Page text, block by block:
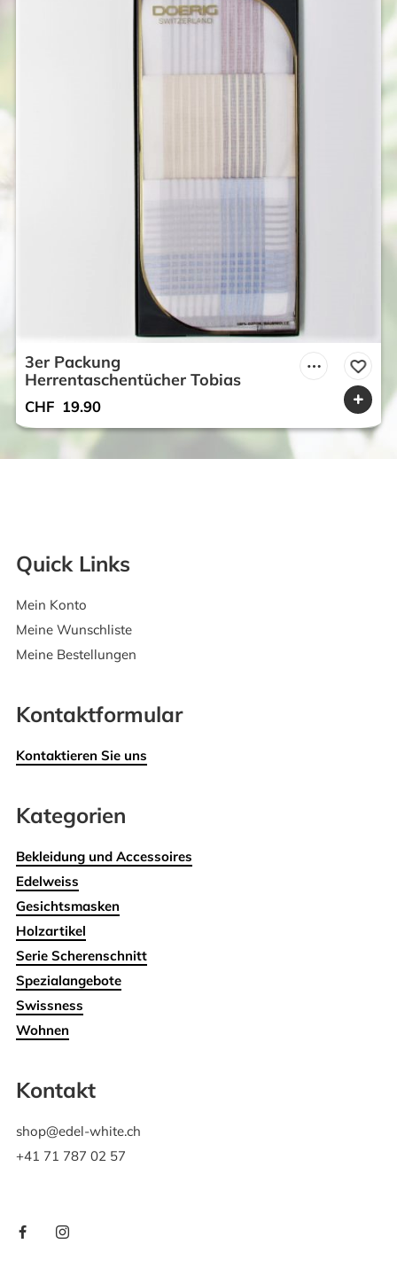
3er Packung
Herrentaschentücher Tobias
CHF 19.90
Quick Links
Mein Konto
Meine Wunschliste
Meine Bestellungen
Kontaktformular
Kontaktieren Sie uns
Kategorien
Bekleidung und Accessoires
Edelweiss
Gesichtsmasken
Holzartikel
Serie Scherenschnitt
Spezialangebote
Swissness
Wohnen
Kontakt
shop@edel-white.ch
+41 71 787 02 57